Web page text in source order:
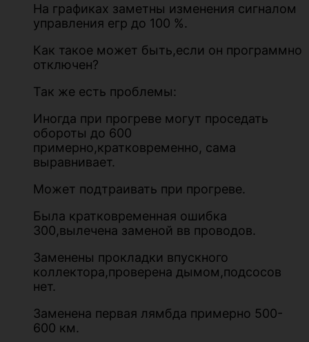
На графиках заметны изменения сигналом
управления егр до 100 %.
Как такое может быть,если он программно
отключен?
Так же есть проблемы:
Иногда при прогреве могут проседать
обороты до 600
примерно,кратковременно, сама
выравнивает.
Может подтраивать при прогреве.
Была кратковременная ошибка
300,вылечена заменой вв проводов.
Заменены прокладки впускного
коллектора,проверена дымом,подсосов
нет.
Заменена первая лямбда примерно 500-
600 км.